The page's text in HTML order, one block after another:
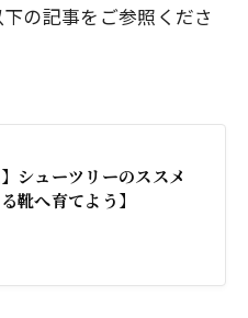
の記事をご参照くださ
】シューツリーのススメ
靴へ育てよう】